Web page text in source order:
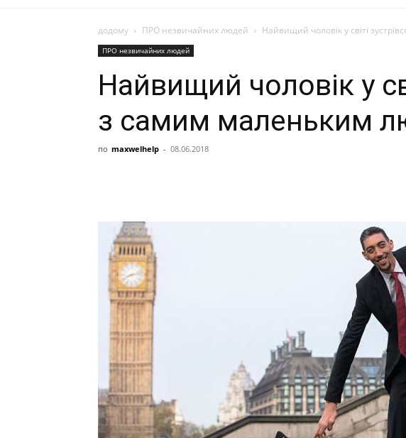
додому ПРО незвичайних людей Найвищий чоловік у світі
ПРО незвичайних людей
Найвищий чоловік у
з самим маленьким
по maxwelhelp - 08.06.2018